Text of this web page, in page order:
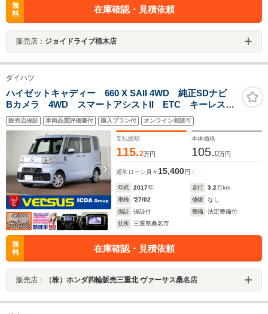
無
料
在庫確認・見積依頼
販売店： ジョイドライブ植木店
ダイハツ
ハイゼットキャディー 660 X SAII 4WD 純正SDナビ
Bカメラ 4WD スマートアシストII ETC キーレス
ブルートゥース対応 エアコン ABS パワステ
SRS DVD再生 フロアーマット ターボ車 VSA 両
側スライドドア
販売店保証 車両品質評価書付 購入プラン付 オンライン相談可
支払総額
115.2万円
本体価格
105.0万円
通常ローン 月々 15,400円
年式 2017年 走行 3.2万km
車検
'27/02 修復
なし
保証
保証付 整備
法定整備付
住所
三重県桑名市
無
料
在庫確認・見積依頼
販売店： （株）ホンダ四輪販売三重北 ヴァーサス桑名店